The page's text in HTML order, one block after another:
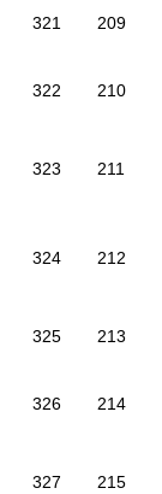
321 209
322 210
323 211
324 212
325 213
326 214
327 215